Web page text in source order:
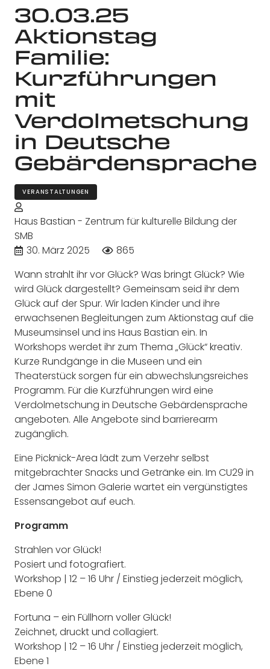
30.03.25
Aktionstag
Familie:
Kurzführungen
mit
Verdolmetschung
in Deutsche
Gebärdensprache
VERANSTALTUNGEN
Haus Bastian - Zentrum für kulturelle Bildung der
SMB
30. März 2025
865
Wann strahlt ihr vor Glück? Was bringt Glück? Wie
wird Glück dargestellt? Gemeinsam seid ihr dem
Glück auf der Spur. Wir laden Kinder und ihre
erwachsenen Begleitungen zum Aktionstag auf die
Museumsinsel und ins Haus Bastian ein. In
Workshops werdet ihr zum Thema „Glück“ kreativ.
Kurze Rundgänge in die Museen und ein
Theaterstück sorgen für ein abwechslungsreiches
Programm. Für die Kurzführungen wird eine
Verdolmetschung in Deutsche Gebärdensprache
angeboten. Alle Angebote sind barrierearm
zugänglich.
Eine Picknick-Area lädt zum Verzehr selbst
mitgebrachter Snacks und Getränke ein. Im CU29 in
der James Simon Galerie wartet ein vergünstigtes
Essensangebot auf euch.
Programm
Strahlen vor Glück!
Posiert und fotografiert.
Workshop | 12 – 16 Uhr / Einstieg jederzeit möglich,
Ebene 0
Fortuna – ein Füllhorn voller Glück!
Zeichnet, druckt und collagiert.
Workshop | 12 – 16 Uhr / Einstieg jederzeit möglich,
Ebene 1